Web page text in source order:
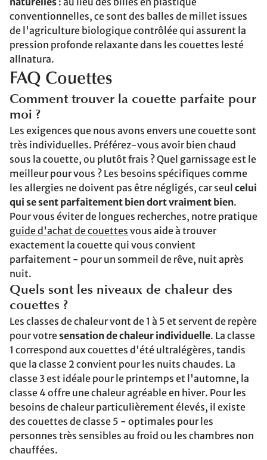
conventionnelles, ce sont des balles de millet issues
de l'agriculture biologique contrôlée qui assurent la
pression profonde relaxante dans les couettes lesté
allnatura.
FAQ Couettes
Comment trouver la couette parfaite pour
moi ?
Les exigences que nous avons envers une couette sont
très individuelles. Préférez-vous avoir bien chaud
sous la couette, ou plutôt frais ? Quel garnissage est le
meilleur pour vous ? Les besoins spécifiques comme
les allergies ne doivent pas être négligés, car seul celui
qui se sent parfaitement bien dort vraiment bien.
Pour vous éviter de longues recherches, notre pratique
guide d'achat de couettes vous aide à trouver
exactement la couette qui vous convient
parfaitement - pour un sommeil de rêve, nuit après
nuit.
Quels sont les niveaux de chaleur des
couettes ?
Les classes de chaleur vont de 1 à 5 et servent de repère
pour votresensation de chaleur individuelle. La classe
1 correspond aux couettes d'été ultralégères, tandis
que la classe 2 convient pour les nuits chaudes. La
classe 3 est idéale pour le printemps et l'automne, la
classe 4 offre une chaleur agréable en hiver. Pour les
besoins de chaleur particulièrement élevés, il existe
des couettes de classe 5 - optimales pour les
personnes très sensibles au froid ou les chambres non
chauffées.